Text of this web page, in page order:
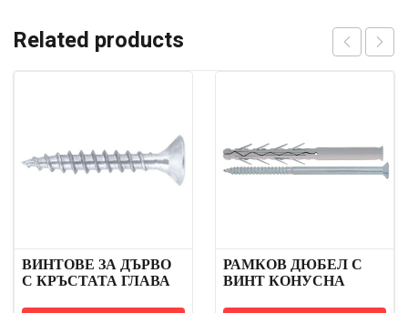
Related products
ВИНТОВЕ ЗА ДЪРВО
С КРЪСТАТА ГЛАВА
РАМКОВ ДЮБЕЛ С
ВИНТ КОНУСНА